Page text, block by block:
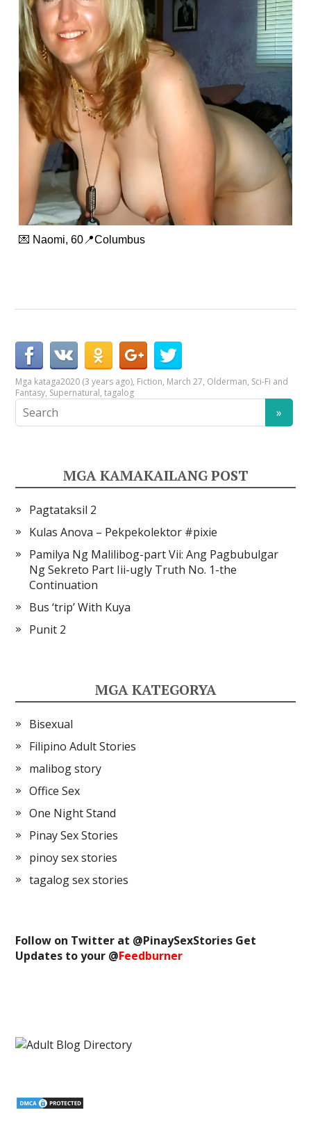
💌 Naomi, 60📍Columbus
Mga kataga2020 (3 years ago), Fiction, March 27, Olderman, Sci-Fi and
Fantasy, Supernatural,tagalog
MGA KAMAKAILANG POST
Pagtataksil 2
Kulas Anova – Pekpekolektor #pixie
Pamilya Ng Malilibog-part Vii: Ang Pagbubulgar
Ng Sekreto Part Iii-ugly Truth No. 1-the
Continuation
Bus ‘trip’ With Kuya
Punit 2
MGA KATEGORYA
Bisexual
Filipino Adult Stories
malibog story
Office Sex
One Night Stand
Pinay Sex Stories
pinoy sex stories
tagalog sex stories
Follow on Twitter at @PinaySexStories Get
Updates to your @Feedburner